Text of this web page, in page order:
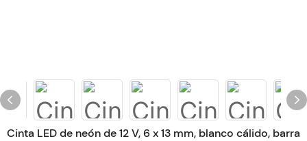
Cinta LED de neón de 12 V, 6 x 13 mm, blanco cálido, barra